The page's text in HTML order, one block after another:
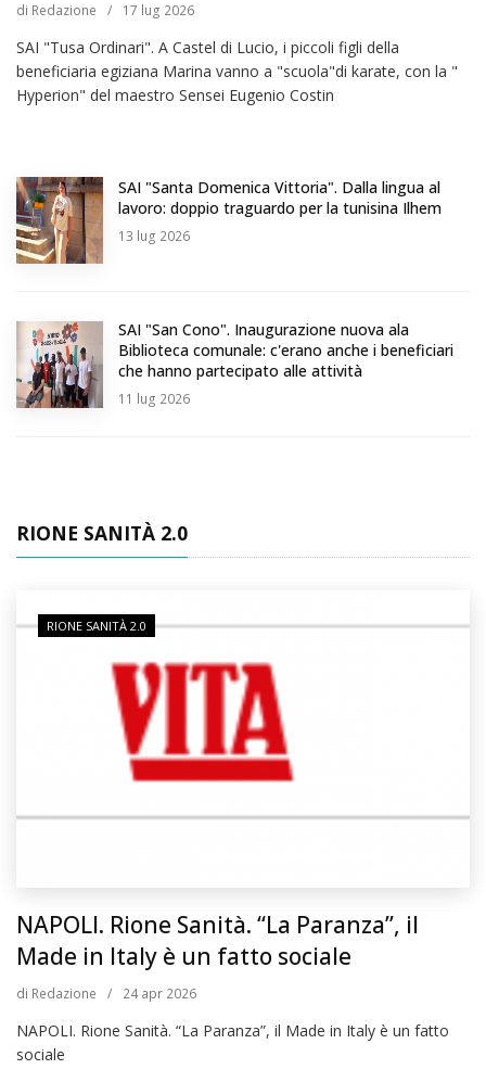
di Redazione / 17 lug 2026
SAI "Tusa Ordinari". A Castel di Lucio, i piccoli figli della
beneficiaria egiziana Marina vanno a "scuola"di karate, con la "
Hyperion" del maestro Sensei Eugenio Costin
SAI "Santa Domenica Vittoria". Dalla lingua al
lavoro: doppio traguardo per la tunisina Ilhem
13 lug 2026
SAI "San Cono". Inaugurazione nuova ala
Biblioteca comunale: c'erano anche i beneficiari
che hanno partecipato alle attività
11 lug 2026
RIONE SANITÀ 2.0
RIONE SANITÀ 2.0
NAPOLI. Rione Sanità. “La Paranza”, il
Made in Italy è un fatto sociale
di Redazione / 24 apr 2026
NAPOLI. Rione Sanità. “La Paranza”, il Made in Italy è un fatto
sociale